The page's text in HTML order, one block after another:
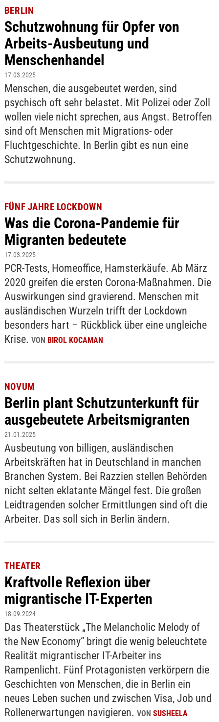
BERLIN
Schutzwohnung für Opfer von
Arbeits-Ausbeutung und
Menschenhandel
17.03.2025
Menschen, die ausgebeutet werden, sind
psychisch oft sehr belastet. Mit Polizei oder Zoll
wollen viele nicht sprechen, aus Angst. Betroffen
sind oft Menschen mit Migrations- oder
Fluchtgeschichte. In Berlin gibt es nun eine
Schutzwohnung.
FÜNF JAHRE LOCKDOWN
Was die Corona-Pandemie für
Migranten bedeutete
17.03.2025
PCR-Tests, Homeoffice, Hamsterkäufe. Ab März
2020 greifen die ersten Corona-Maßnahmen. Die
Auswirkungen sind gravierend. Menschen mit
ausländischen Wurzeln trifft der Lockdown
besonders hart – Rückblick über eine ungleiche
Krise. VON BIROL KOCAMAN
NOVUM
Berlin plant Schutzunterkunft für
ausgebeutete Arbeitsmigranten
21.01.2025
Ausbeutung von billigen, ausländischen
Arbeitskräften hat in Deutschland in manchen
Branchen System. Bei Razzien stellen Behörden
nicht selten eklatante Mängel fest. Die großen
Leidtragenden solcher Ermittlungen sind oft die
Arbeiter. Das soll sich in Berlin ändern.
THEATER
Kraftvolle Reflexion über
migrantische IT-Experten
18.09.2024
Das Theaterstück „The Melancholic Melody of
the New Economy“ bringt die wenig beleuchtete
Realität migrantischer IT-Arbeiter ins
Rampenlicht. Fünf Protagonisten verkörpern die
Geschichten von Menschen, die in Berlin ein
neues Leben suchen und zwischen Visa, Job und
Rollenerwartungen navigieren. VON SUSHEELA